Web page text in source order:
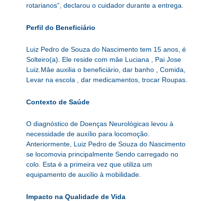
rotarianos”, declarou o cuidador durante a entrega.
Perfil do Beneficiário
Luiz Pedro de Souza do Nascimento tem 15 anos, é
Solteiro(a). Ele reside com mâe Luciana , Pai Jose
Luiz.Mâe auxilia o beneficiário, dar banho , Comida,
Levar na escola , dar medicamentos, trocar Roupas.
Contexto de Saúde
O diagnóstico de Doenças Neurológicas levou à
necessidade de auxílio para locomoção.
Anteriormente, Luiz Pedro de Souza do Nascimento
se locomovia principalmente Sendo carregado no
colo. Esta é a primeira vez que utiliza um
equipamento de auxílio à mobilidade.
Impacto na Qualidade de Vida